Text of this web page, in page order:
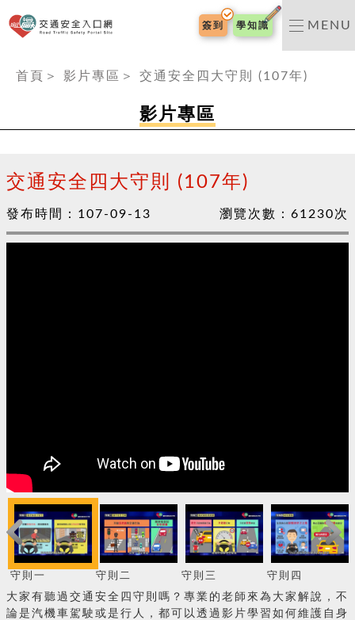
交通安全入口網
簽到 學知識 MENU
首頁 ＞ 影片專區 ＞ 交通安全四大守則 (107年)
影片專區
交通安全四大守則 (107年)
發布時間： 107-09-13 瀏覽次數： 61230次
Previous
守則一 守則二 守則三 守則四
Next
大家有聽過交通安全四守則嗎？專業的老師來為大家解說，不
論是汽機車駕駛或是行人，都可以透過影片學習如何維護自身